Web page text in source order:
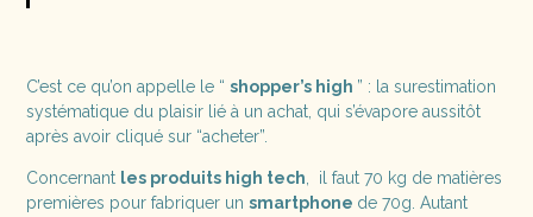
C’est ce qu’on appelle le “shopper’s high ” : la surestimation
systématique du plaisir lié à un achat, qui s’évapore aussitôt
après avoir cliqué sur “acheter”.
Concernant les produits high tech, il faut 70 kg de matières
premières pour fabriquer unsmartphone de 70g. Autant